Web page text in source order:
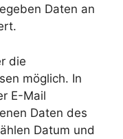
Daten an
die
möglich. In
E-Mail
Daten des
Datum und